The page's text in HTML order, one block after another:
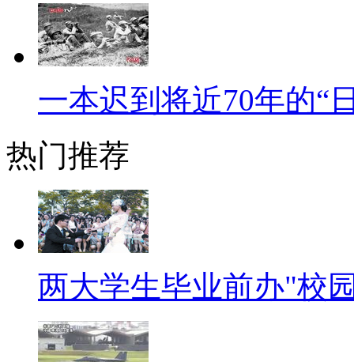
困，家中有劳动力，可以找份
站，成本只需2至4元钱，一天“
地铁乞丐多得是。
在广州白云机场，可观的收
国外游客是不能携带大量人民
民币作纪念，剩下的全部给上
千块，月入过万的情况很正常。
在深圳，一位自称来自湖北
场附近乞讨。不过东门执法队
一本迟到将近70年的“
热门推荐
两大学生毕业前办"校